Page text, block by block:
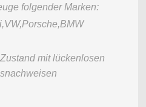
folgender Marken:
mit lückenlosen